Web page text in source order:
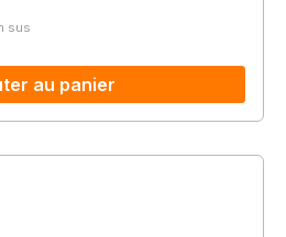
sus
au panier